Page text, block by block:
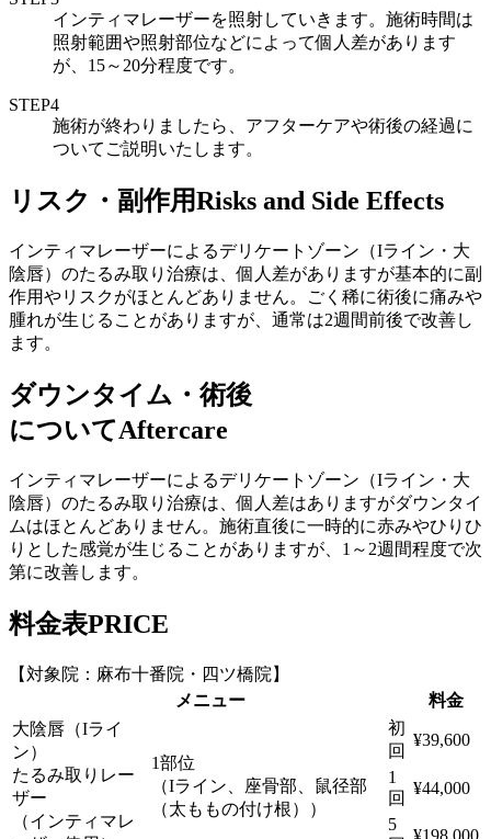
インティマレーザーを照射していきます。施術時間は
照射範囲や照射部位などによって個人差があります
が、15～20分程度です。
STEP4
施術が終わりましたら、アフターケアや術後の経過に
ついてご説明いたします。
リスク・副作用Risks and Side Effects
インティマレーザーによるデリケートゾーン（Iライン・大
陰唇）のたるみ取り治療は、個人差がありますが基本的に副
作用やリスクがほとんどありません。ごく稀に術後に痛みや
腫れが生じることがありますが、通常は2週間前後で改善し
ます。
ダウンタイム・術後
についてAftercare
インティマレーザーによるデリケートゾーン（Iライン・大
陰唇）のたるみ取り治療は、個人差はありますがダウンタイ
ムはほとんどありません。施術直後に一時的に赤みやひりひ
りとした感覚が生じることがありますが、1～2週間程度で次
第に改善します。
料金表PRICE
【対象院：麻布十番院・四ツ橋院】
メニュー
料金
大陰唇（Iライ
ン）
たるみ取りレー
ザー
（インティマレ
1部位
（Iライン、座骨部、鼠径部
（太ももの付け根））
初
回
¥39,600
1
回
¥44,000
5
¥198,000